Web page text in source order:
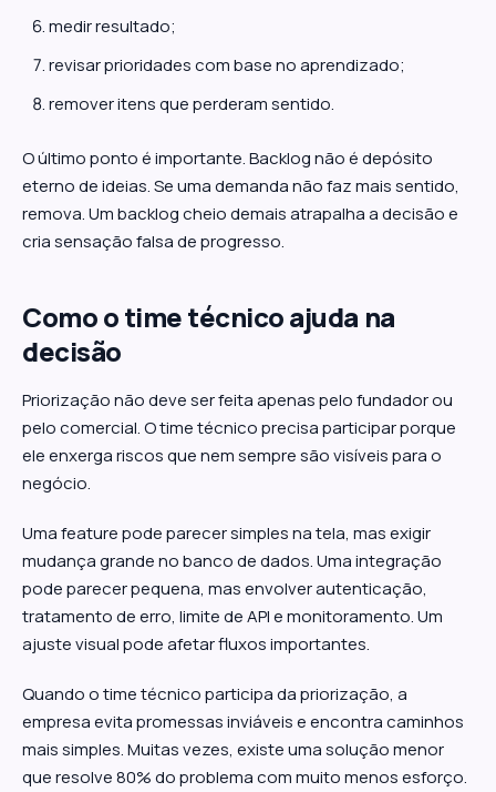
medir resultado;
revisar prioridades com base no aprendizado;
remover itens que perderam sentido.
O último ponto é importante. Backlog não é depósito
eterno de ideias. Se uma demanda não faz mais sentido,
remova. Um backlog cheio demais atrapalha a decisão e
cria sensação falsa de progresso.
Como o time técnico ajuda na
decisão
Priorização não deve ser feita apenas pelo fundador ou
pelo comercial. O time técnico precisa participar porque
ele enxerga riscos que nem sempre são visíveis para o
negócio.
Uma feature pode parecer simples na tela, mas exigir
mudança grande no banco de dados. Uma integração
pode parecer pequena, mas envolver autenticação,
tratamento de erro, limite de API e monitoramento. Um
ajuste visual pode afetar fluxos importantes.
Quando o time técnico participa da priorização, a
empresa evita promessas inviáveis e encontra caminhos
mais simples. Muitas vezes, existe uma solução menor
que resolve 80% do problema com muito menos esforço.